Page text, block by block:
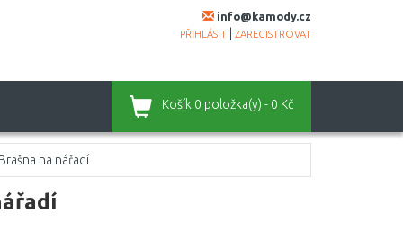
info@kamody.cz
PŘIHLÁSIT ZAREGISTROVAT
Košík 0 položka(y) - 0 Kč
na nářadí